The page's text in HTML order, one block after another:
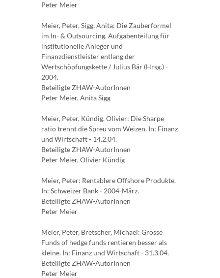
Peter Meier
Meier, Peter, Sigg, Anita: Die Zauberformel
im In- & Outsourcing, Aufgabenteilung für
institutionelle Anleger und
Finanzdienstleister entlang der
Wertschöpfungskette / Julius Bär (Hrsg.) -
2004.
Beteiligte ZHAW-AutorInnen
Peter Meier, Anita Sigg
Meier, Peter, Kündig, Olivier: Die Sharpe
ratio trennt die Spreu vom Weizen. In: Finanz
und Wirtschaft - 14.2.04.
Beteiligte ZHAW-AutorInnen
Peter Meier, Olivier Kündig
Meier, Peter: Rentablere Offshore Produkte.
In: Schweizer Bank - 2004-März.
Beteiligte ZHAW-AutorInnen
Peter Meier
Meier, Peter, Bretscher, Michael: Grosse
Funds of hedge funds rentieren besser als
kleine. In: Finanz und Wirtschaft - 31.3.04.
Beteiligte ZHAW-AutorInnen
Peter Meier